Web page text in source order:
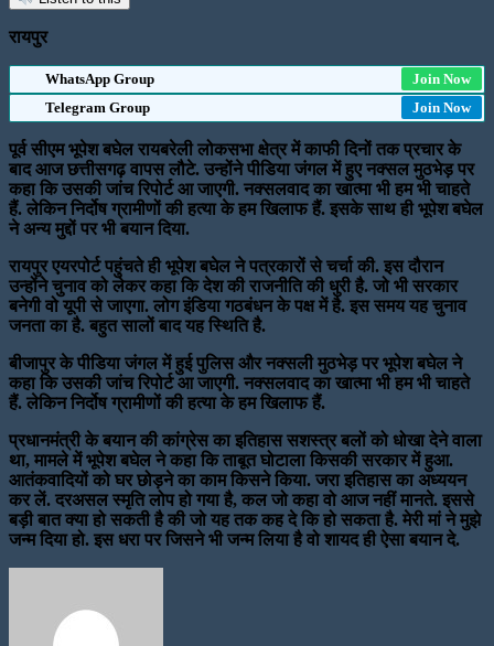
रायपुर
WhatsApp Group
Join Now
Telegram Group
Join Now
पूर्व सीएम भूपेश बघेल रायबरेली लोकसभा क्षेत्र में काफी दिनों तक प्रचार के
बाद आज छत्तीसगढ़ वापस लौटे. उन्होंने पीडिया जंगल में हुए नक्सल मुठभेड़ पर
कहा कि उसकी जांच रिपोर्ट आ जाएगी. नक्सलवाद का खात्मा भी हम भी चाहते
हैं. लेकिन निर्दोष ग्रामीणों की हत्या के हम खिलाफ हैं. इसके साथ ही भूपेश बघेल
ने अन्य मुद्दों पर भी बयान दिया.
रायपुर एयरपोर्ट पहुंचते ही भूपेश बघेल ने पत्रकारों से चर्चा की. इस दौरान
उन्होंने चुनाव को लेकर कहा कि देश की राजनीति की धुरी है. जो भी सरकार
बनेगी वो यूपी से जाएगा. लोग इंडिया गठबंधन के पक्ष में है. इस समय यह चुनाव
जनता का है. बहुत सालों बाद यह स्थिति है.
बीजापुर के पीडिया जंगल में हुई पुलिस और नक्सली मुठभेड़ पर भूपेश बघेल ने
कहा कि उसकी जांच रिपोर्ट आ जाएगी. नक्सलवाद का खात्मा भी हम भी चाहते
हैं. लेकिन निर्दोष ग्रामीणों की हत्या के हम खिलाफ हैं.
प्रधानमंत्री के बयान की कांग्रेस का इतिहास सशस्त्र बलों को धोखा देने वाला
था, मामले में भूपेश बघेल ने कहा कि ताबूत घोटाला किसकी सरकार में हुआ.
आतंकवादियों को घर छोड़ने का काम किसने किया. जरा इतिहास का अध्ययन
कर लें. दरअसल स्मृति लोप हो गया है, कल जो कहा वो आज नहीं मानते. इससे
बड़ी बात क्या हो सकती है की जो यह तक कह दे कि हो सकता है. मेरी मां ने मुझे
जन्म दिया हो. इस धरा पर जिसने भी जन्म लिया है वो शायद ही ऐसा बयान दे.